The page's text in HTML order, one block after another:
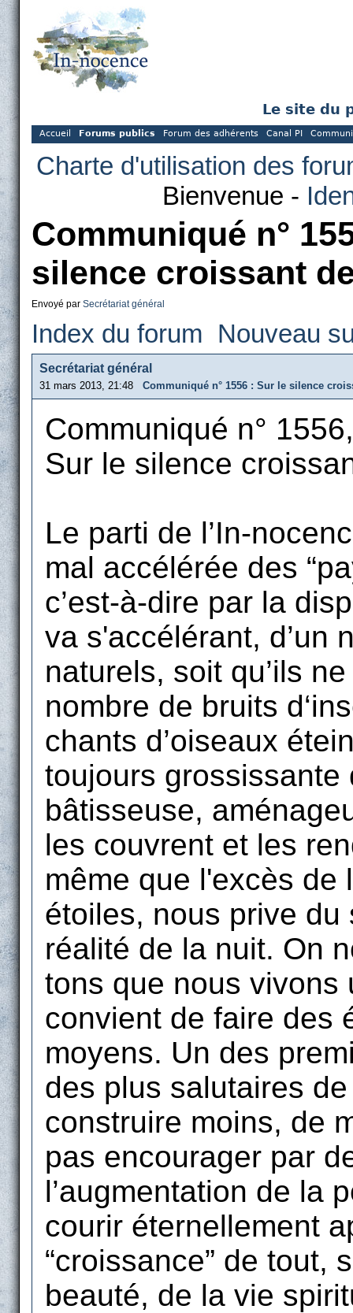
Le site du
Accueil Forums publics Forum des adhérents Canal PI
Charte d'utilisation des
Bienvenue -
Communiqué n°
silence croissant
Envoyé par Secrétariat général
Index du forum Nouveau
Secrétariat général
31 mars 2013, 21:48 Communiqué n° 1556 : Sur le silence
Communiqué n°
Sur le silence
Le parti de l’In-
mal accélérée des
c’est-à-dire par la
va s'accélérant, d’un
naturels, soit qu’ils
nombre de bruits
chants d’oiseaux
toujours grossissante
bâtisseuse,
les couvrent et les
même que l'excès
étoiles, nous prive
réalité de la nuit. On
tons que nous vivons
convient de faire des
moyens. Un des
des plus salutaires
construire moins, de
pas encourager par
l’augmentation de la
courir éternellement
“croissance” de tout,
beauté, de la vie